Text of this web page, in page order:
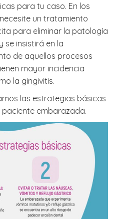
para tu caso. En los
un tratamiento
para eliminar la patología
se insistirá en la
de aquellos procesos
mayor incidencia
la gingivitis.
las estrategias básicas
embarazada.